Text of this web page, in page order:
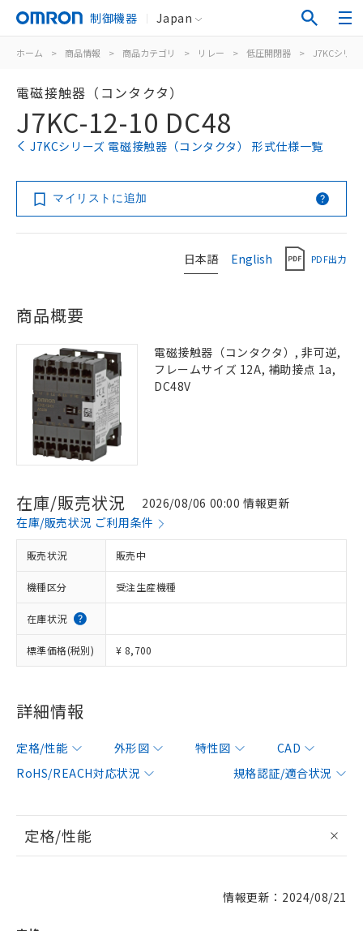
制御機器 Japan
ホーム > 商品情報 > 商品カテゴリ > リレー > 低圧開閉器 > J7KCシリー
電磁接触器（コンタクタ）
J7KC-12-10 DC48
J7KCシリーズ 電磁接触器（コンタクタ） 形式仕様一覧
マイリストに追加
日本語 English PDF出力
商品概要
電磁接触器（コンタクタ）, 非可逆,
フレームサイズ 12A, 補助接点 1a,
DC48V
在庫/販売状況
2026/08/06 00:00 情報更新
在庫/販売状況 ご利用条件
販売状況 販売中
機種区分 受注生産機種
在庫状況
標準価格(税別) ¥ 8,700
詳細情報
定格/性能 外形図 特性図
CAD
RoHS/REACH対応状況
規格認証/適合状況
定格/性能
情報更新：2024/08/21